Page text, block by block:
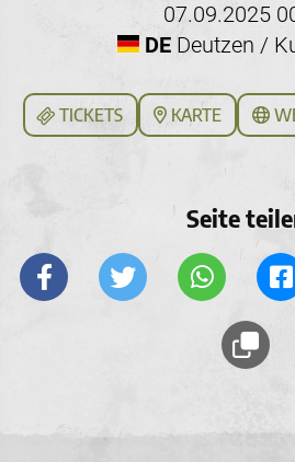
07.09.2025
DEDeutzen /
TICKETS KARTE
Seite